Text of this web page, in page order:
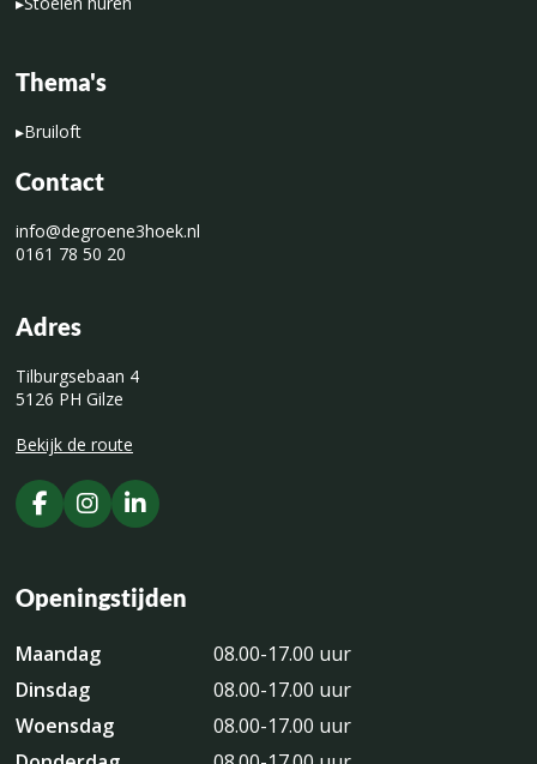
Thema's
▸Bruiloft
Contact
info@degroene3hoek.nl
0161 78 50 20
Adres
Tilburgsebaan 4
5126 PH Gilze
Bekijk de route
Openingstijden
Maandag
08.00-17.00 uur
Dinsdag
08.00-17.00 uur
Woensdag
08.00-17.00 uur